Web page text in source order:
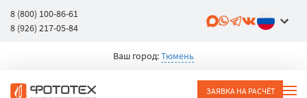
8 (800) 100-86-61
8 (926) 217-05-84
Ваш город:Тюмень
ЗАЯВКА НА РАСЧЁТ